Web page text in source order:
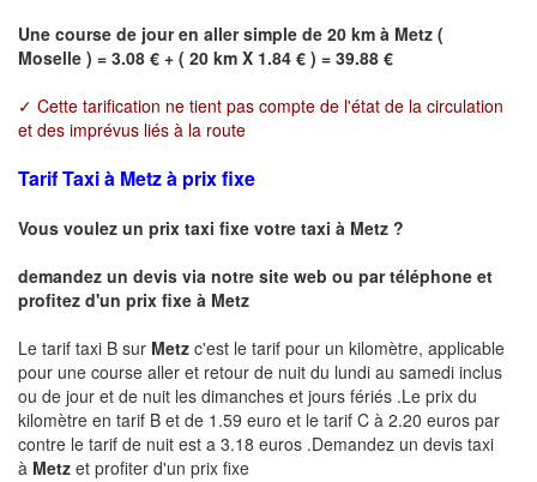
Une course de jour en aller simple de 20 km à Metz (
Moselle ) = 3.08 € + ( 20 km X 1.84 € ) = 39.88 €
✓ Cette tarification ne tient pas compte de l'état de la circulation
et des imprévus liés à la route
Tarif Taxi à Metz à prix fixe
Vous voulez un prix taxi fixe votre taxi à Metz ?
demandez un devis via notre site web ou par téléphone et
profitez d'un prix fixe à Metz
Le tarif taxi B sur Metz c'est le tarif pour un kilomètre, applicable
pour une course aller et retour de nuit du lundi au samedi inclus
ou de jour et de nuit les dimanches et jours fériés .Le prix du
kilomètre en tarif B et de 1.59 euro et le tarif C à 2.20 euros par
contre le tarif de nuit est a 3.18 euros .Demandez un devis taxi
à Metz et profiter d'un prix fixe